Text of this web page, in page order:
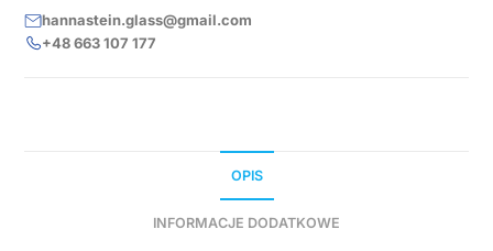
hannastein.glass@gmail.com
+48 663 107 177
OPIS
INFORMACJE DODATKOWE